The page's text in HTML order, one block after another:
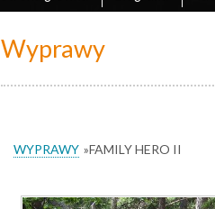
Wyprawy
WYPRAWY »FAMILY HERO II